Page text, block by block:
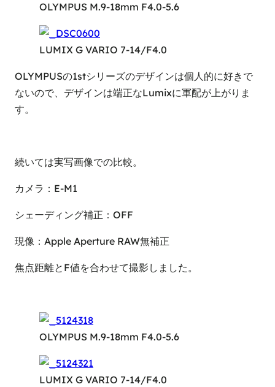
OLYMPUS M.9-18mm F4.0-5.6
LUMIX G VARIO 7-14/F4.0
OLYMPUSの1stシリーズのデザインは個人的に好きで
ないので、デザインは端正なLumixに軍配が上がりま
す。
続いては実写画像での比較。
カメラ：E-M1
シェーディング補正：OFF
現像：Apple Aperture RAW無補正
焦点距離とF値を合わせて撮影しました。
OLYMPUS M.9-18mm F4.0-5.6
LUMIX G VARIO 7-14/F4.0